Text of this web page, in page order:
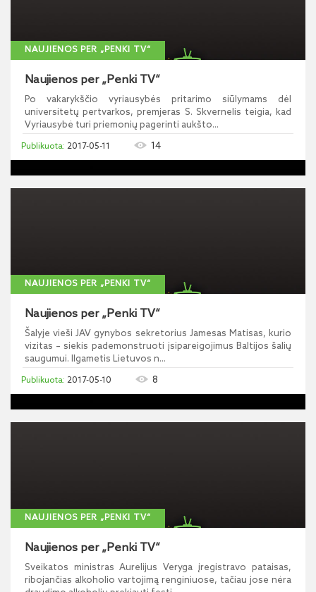
NAUJIENOS PER „PENKI TV“
Naujienos per „Penki TV“
Po vakarykščio vyriausybės pritarimo siūlymams dėl
universitetų pertvarkos, premjeras S. Skvernelis teigia, kad
Vyriausybė turi priemonių pagerinti aukšto...
2017-05-11 14
NAUJIENOS PER „PENKI TV“
Naujienos per „Penki TV“
Šalyje vieši JAV gynybos sekretorius Jamesas Matisas, kurio
vizitas – siekis pademonstruoti įsipareigojimus Baltijos šalių
saugumui. Ilgametis Lietuvos n...
2017-05-10 8
NAUJIENOS PER „PENKI TV“
Naujienos per „Penki TV“
Sveikatos ministras Aurelijus Veryga įregistravo pataisas,
ribojančias alkoholio vartojimą renginiuose, tačiau jose nėra